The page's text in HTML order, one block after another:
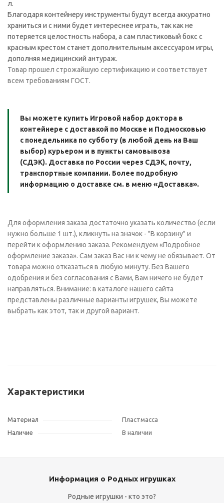
л.
Благодаря контейнеру инструменты будут всегда аккуратно
храниться и с ними будет интереснее играть, так как не
потеряется целостность набора, а сам пластиковый бокс с
красным крестом станет дополнительным аксессуаром игры,
дополняя медицинский антураж.
Товар прошел строжайшую сертификацию и соответствует
всем требованиям ГОСТ.
Вы можете купить Игровой набор доктора в
контейнере с доставкой по Москве и Подмосковью
с понедельника по субботу (в любой день на Ваш
выбор) курьером и в пункты самовывоза
(СДЭК). Доставка по России через СДЭК, почту,
транспортные компании. Более подробную
информацию о доставке см. в меню «Доставка».
Для оформления заказа достаточно указать количество (если
нужно больше 1 шт.), кликнуть на значок - "В корзину" и
перейти к оформлению заказа. Рекомендуем «Подробное
оформление заказа». Сам заказ Вас ни к чему не обязывает. От
товара можно отказаться в любую минуту. Без Вашего
одобрения и без согласования с Вами, Вам ничего не будет
направляться. Внимание: в каталоге нашего сайта
представлены различные варианты игрушек, Вы можете
выбрать как этот, так и другой вариант.
Характеристики
Материал
Пластмасса
Наличие
В наличии
Информация о Родных игрушках
Родные игрушки - кто это?